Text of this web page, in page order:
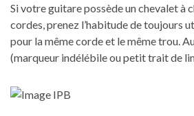
Si votre guitare possède un chevalet à
cordes, prenez l’habitude de toujours
pour la même corde et le même trou.
(marqueur indélébile ou petit trait de